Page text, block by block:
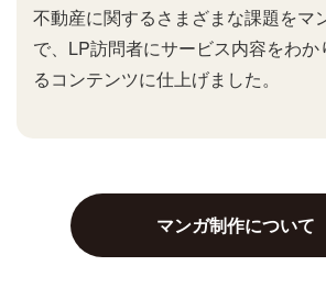
不動産に関するさまざまな課題をマ
で、LP訪問者にサービス内容をわ
るコンテンツに仕上げました。
マンガ制作について